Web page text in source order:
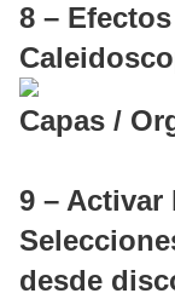
8 –
Capas /
9 – Activar
desde